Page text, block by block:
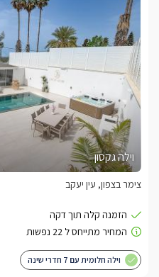
וילה גקסון
צימר בצפון, עין יעקב
וילה חלומית עם 7 חדרי שינה